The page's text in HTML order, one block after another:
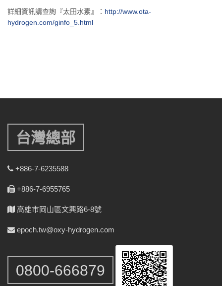
詳細資訊請查詢『太田水素』： http://www.ota-
hydrogen.com/ginfo_5.html
台灣總部
+886-7-6235588
+886-7-6955765
高雄市岡山區文興路6-8號
epoch.tw@oxy-hydrogen.com
0800-666879